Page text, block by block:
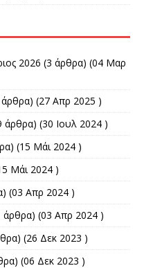
2026 (3 άρθρα) (04 Μαρ
(27 Απρ 2025 )
άρθρα) (30 Ιουλ 2024 )
(15 Μάι 2024 )
Μάι 2024 )
(03 Απρ 2024 )
άρθρα) (03 Απρ 2024 )
(26 Δεκ 2023 )
(06 Δεκ 2023 )